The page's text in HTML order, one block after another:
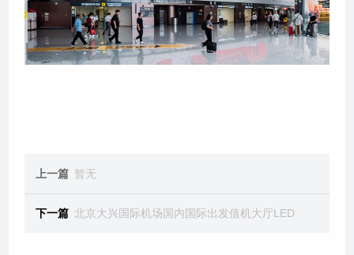
上一篇 暂无
下一篇 北京大兴国际机场国内国际出发值机大厅LED